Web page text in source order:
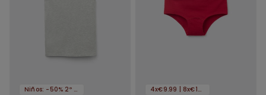
Niños: -50% 2º artículo 4x€9.99 | 8x€16.99